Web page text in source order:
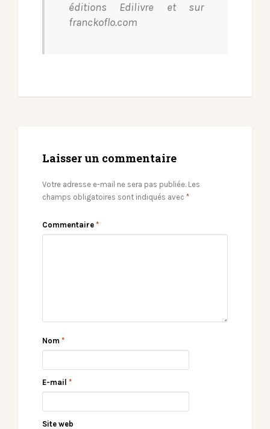
éditions Edilivre et sur
franckoflo.com
Laisser un commentaire
Votre adresse e-mail ne sera pas publiée. Les
champs obligatoires sont indiqués avec *
Commentaire *
Nom *
E-mail *
Site web